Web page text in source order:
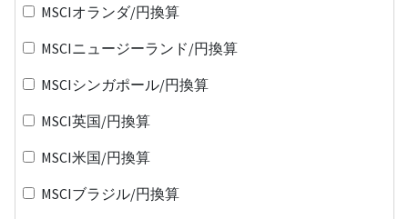
MSCIオランダ/円換算
MSCIニュージーランド/円換算
MSCIシンガポール/円換算
MSCI英国/円換算
MSCI米国/円換算
MSCIブラジル/円換算